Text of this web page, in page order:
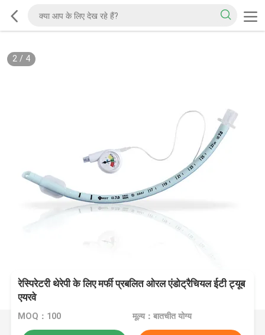
2/ 4
रेस्पिरेटरी थेरेपी के लिए मर्फी प्रबलित ओरल एंडोट्रैचियल ईटी ट्यूब
एयरवे
MOQ：100 मूल्य：बातचीत योग्य